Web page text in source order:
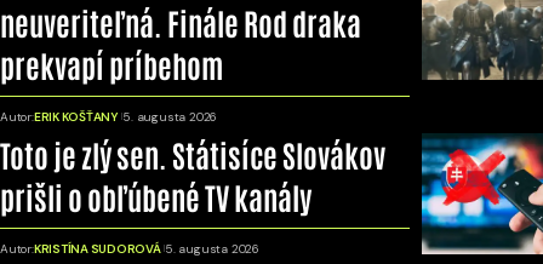
neuveriteľná. Finále Rod draka
prekvapí príbehom
Autor:ERIK KOŠŤANY 5. augusta 2026
Toto je zlý sen. Státisíce Slovákov
prišli o obľúbené TV kanály
Autor:KRISTÍNA SUDOROVÁ 5. augusta 2026